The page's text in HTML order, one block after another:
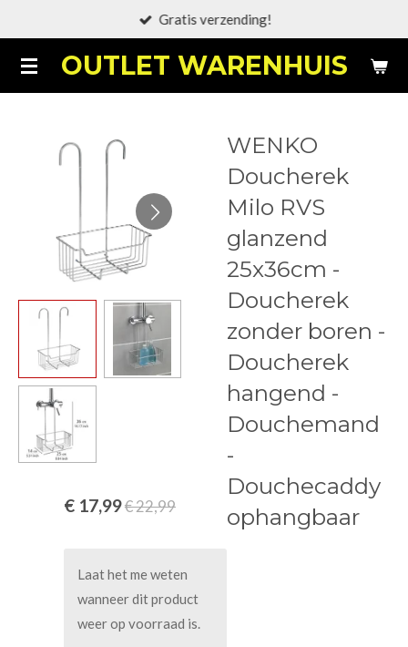
naar
de
OUTLET WARENHUIS
Gratis verzending!
WENKO
Doucherek
Milo RVS
glanzend
25x36cm -
Doucherek
zonder boren -
Doucherek
hangend -
Douchemand
-
Douchecaddy
ophangbaar
€ 17,99€ 22,99
Laat het me weten
wanneer dit product
weer op voorraad is.